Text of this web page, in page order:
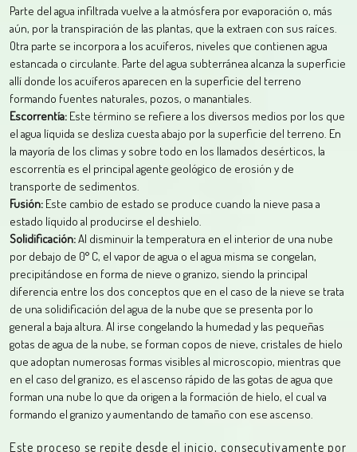
Parte del agua infiltrada vuelve a la atmósfera por evaporación o, más
aún, por la transpiración de las plantas, que la extraen con sus raíces.
Otra parte se incorpora a los acuíferos, niveles que contienen agua
estancada o circulante. Parte del agua subterránea alcanza la superficie
allí donde los acuíferos aparecen en la superficie del terreno
formando fuentes naturales, pozos, o manantiales.
Escorrentía: Este término se refiere a los diversos medios por los que
el agua líquida se desliza cuesta abajo por la superficie del terreno. En
la mayoría de los climas y sobre todo en los llamados desérticos, la
escorrentía es el principal agente geológico de erosión y de
transporte de sedimentos.
Fusión: Este cambio de estado se produce cuando la nieve pasa a
estado líquido al producirse el deshielo.
Solidificación:Al disminuir la temperatura en el interior de una nube
por debajo de 0° C, el vapor de agua o el agua misma se congelan,
precipitándose en forma de nieve o granizo, siendo la principal
diferencia entre los dos conceptos que en el caso de la nieve se trata
de una solidificación del agua de la nube que se presenta por lo
general a baja altura. Al irse congelando la humedad y las pequeñas
gotas de agua de la nube, se forman copos de nieve, cristales de hielo
que adoptan numerosas formas visibles al microscopio, mientras que
en el caso del granizo, es el ascenso rápido de las gotas de agua que
forman una nube lo que da origen a la formación de hielo, el cual va
formando el granizo y aumentando de tamaño con ese ascenso.
Este proceso se repite desde el inicio, consecutivamente por